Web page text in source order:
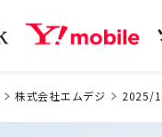
株式会社エムデジ 2025/